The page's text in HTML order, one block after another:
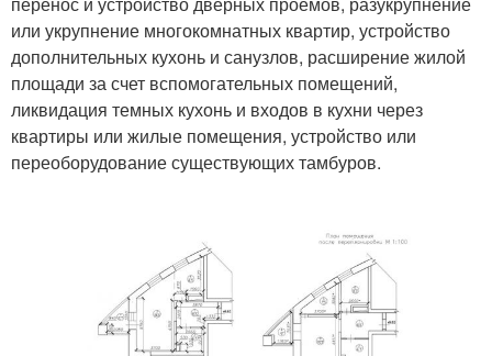
или укрупнение многокомнатных квартир, устройство
дополнительных кухонь и санузлов, расширение жилой
площади за счет вспомогательных помещений,
ликвидация темных кухонь и входов в кухни через
квартиры или жилые помещения, устройство или
переоборудование существующих тамбуров.